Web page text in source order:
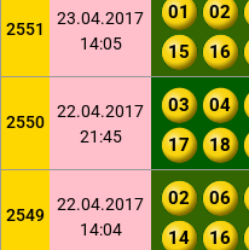
2551
23.04.2017
14:05
01 02
15
16
2550
22.04.2017
21:45
03 04
17
18
2549
22.04.2017
14:04
02 06
14
16